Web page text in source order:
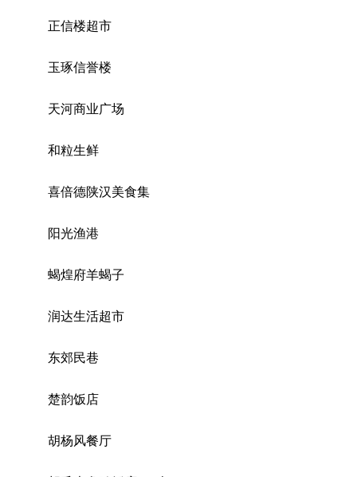
正信楼超市
玉琢信誉楼
天河商业广场
和粒生鲜
喜倍德陕汉美食集
阳光渔港
蝎煌府羊蝎子
润达生活超市
东郊民巷
楚韵饭店
胡杨风餐厅